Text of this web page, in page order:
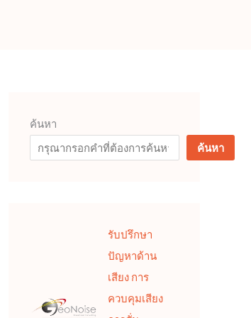
ค้นหา
ค้นหา
รับปรึกษา
ปัญหาด้าน
เสียง การ
ควบคุมเสียง